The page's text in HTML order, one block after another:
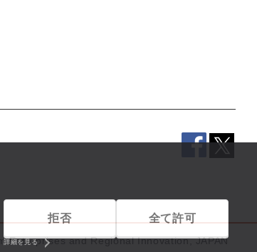
拒否 全て許可
詳細を見る
Enterprises and Regional Innovation, JAPAN